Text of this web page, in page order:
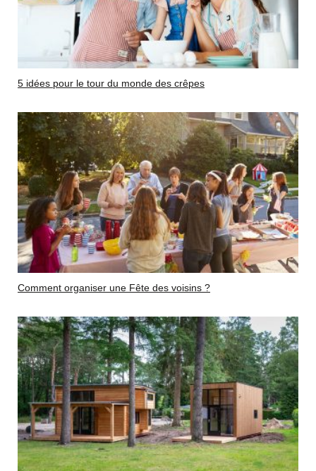
5 idées pour le tour du monde des crêpes
Comment organiser une Fête des voisins ?